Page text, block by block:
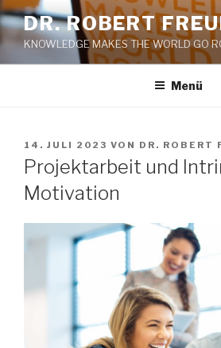
Zum
Inhalt
springen
DR. ROBERT
KNOWLEDGE MAKES THE WORLD GO
Menü
VERÖFFENTLICHT
AM
14. JULI 2023 VON DR. ROBERT
Projektarbeit und
Motivation